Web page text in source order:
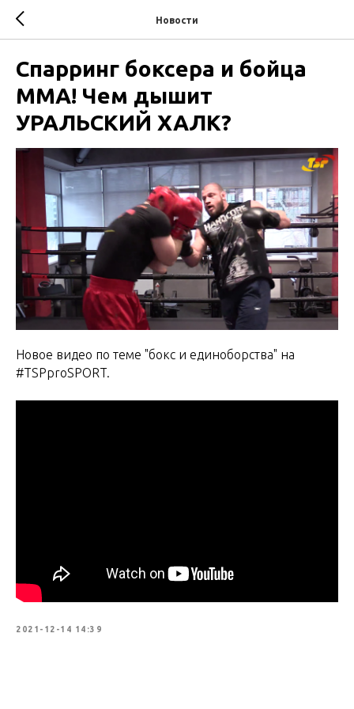
Новости
Спарринг боксера и бойца
ММА! Чем дышит
УРАЛЬСКИЙ ХАЛК?
Новое видео по теме "бокс и единоборства" на
#TSPproSPORT.
2021-12-14 14:39